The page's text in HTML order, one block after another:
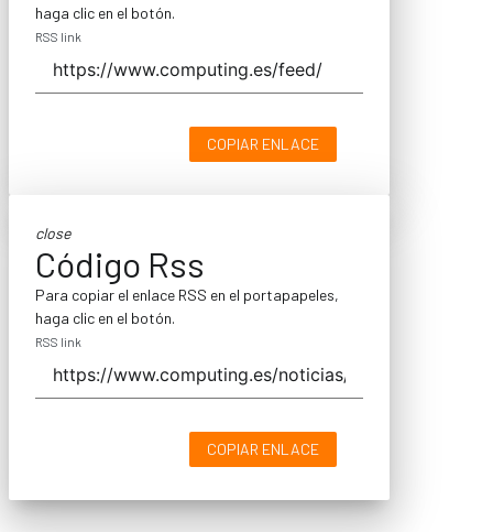
haga clic en el botón.
RSS link
COPIAR ENLACE
close
Código Rss
Para copiar el enlace RSS en el portapapeles,
haga clic en el botón.
RSS link
COPIAR ENLACE